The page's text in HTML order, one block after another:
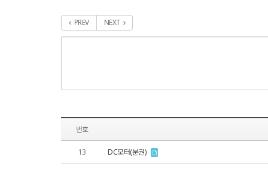
PREV NEXT
번호
13 DC모터(분권)